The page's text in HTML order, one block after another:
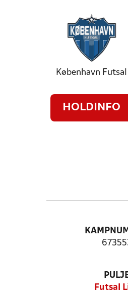
København Futsal
HOLDINFO
Futsal